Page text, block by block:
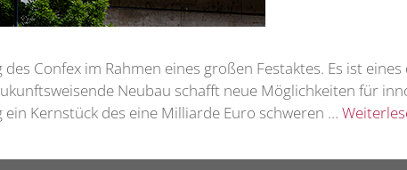
Confex im Rahmen eines großen Festaktes. Es ist
Neubau schafft neue Möglichkeiten für
Kernstück des eine Milliarde Euro schweren …